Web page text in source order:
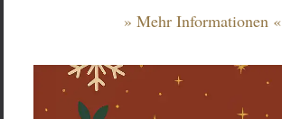
» Mehr Informationen «